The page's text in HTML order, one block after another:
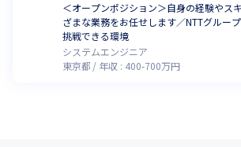
＜オープンポジション＞自身の経験やス
ざまな業務をお任せします／NTTグルー
挑戦できる環境
システムエンジニア
東京都
年収 : 400-700万円